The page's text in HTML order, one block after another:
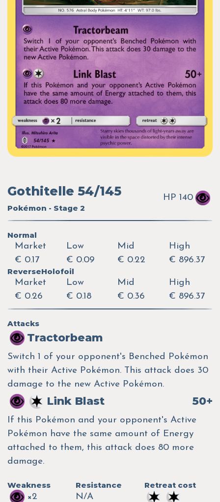
Gothitelle 54/145
Pokémon - Stage 2
HP 140
Normal
Market
€ 0.17
Low
€ 0.09
Mid
€ 0.22
High
€ 896.37
ReverseHolofoil
Market
€ 0.26
Low
€ 0.18
Mid
€ 0.36
High
€ 896.37
Attacks
Tractorbeam
Switch 1 of your opponent's Benched Pokémon
with their Active Pokémon. This attack does 30
damage to the new Active Pokémon.
Link Blast 50+
If this Pokémon and your opponent's Active
Pokémon have the same amount of Energy
attached to them, this attack does 80 more
damage.
Weakness
×2
Resistance
N/A
Retreat cost